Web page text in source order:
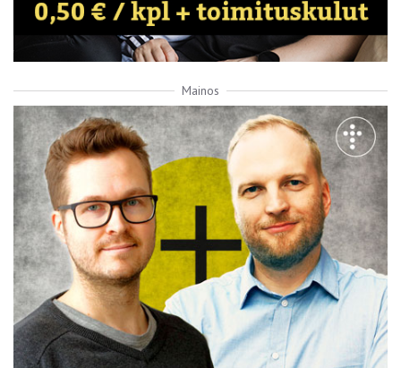
Mainos